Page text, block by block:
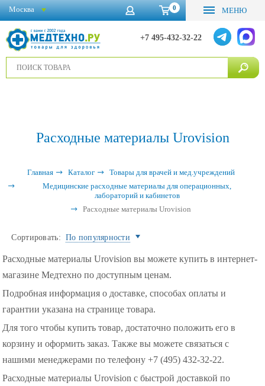
0 МЕНЮ
+7 495-432-32-22
Москва
Расходные материалы Urovision
Главная Каталог
Товары для врачей и мед.учреждений
Медицинские расходные материалы для операционных,
лабораторий и кабинетов
Расходные материалы Urovision
Сортировать: По популярности
Расходные материалы Urovision вы можете купить в интернет-
магазине Медтехно по доступным ценам.
Подробная информация о доставке, способах оплаты и
гарантии указана на странице товара.
Для того чтобы купить товар, достаточно положить его в
корзину и оформить заказ. Также вы можете связаться с
нашими менеджерами по телефону +7 (495) 432-32-22.
Расходные материалы Urovision с быстрой доставкой по